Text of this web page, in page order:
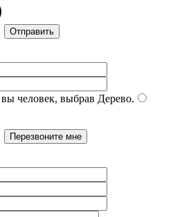
человек, выбрав Дерево.